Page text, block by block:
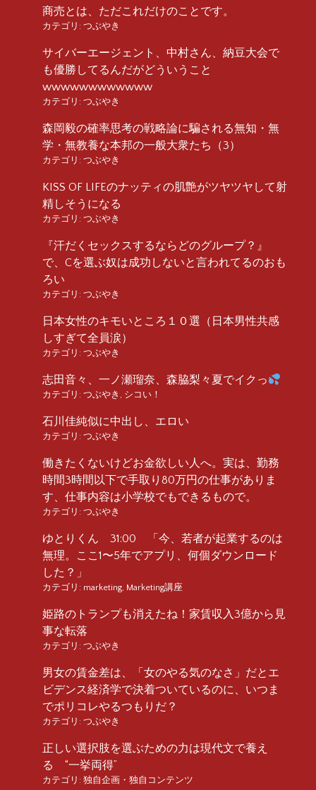
商売とは、ただこれだけのことです。
カテゴリ: つぶやき
サイバーエージェント、中村さん、納豆大会で
も優勝してるんだがどういうこと
wwwwwwwwwwww
カテゴリ: つぶやき
森岡毅の確率思考の戦略論に騙される無知・無
学・無教養な本邦の一般大衆たち（3）
カテゴリ: つぶやき
KISS OF LIFEのナッティの肌艶がツヤツヤして射
精しそうになる
カテゴリ: つぶやき
『汗だくセックスするならどのグループ？』
で、Cを選ぶ奴は成功しないと言われてるのおも
ろい
カテゴリ: つぶやき
日本女性のキモいところ１０選（日本男性共感
しすぎて全員涙）
カテゴリ: つぶやき
志田音々、一ノ瀬瑠奈、森脇梨々夏でイクっ
カテゴリ: つぶやき , シコい！
石川佳純似に中出し、エロい
カテゴリ: つぶやき
働きたくないけどお金欲しい人へ。実は、勤務
時間3時間以下で手取り80万円の仕事がありま
す、仕事内容は小学校でもできるもので。
カテゴリ: つぶやき
ゆとりくん 31:00 「今、若者が起業するのは
無理。ここ1〜5年でアプリ、何個ダウンロード
した？」
カテゴリ: marketing, Marketing講座
姫路のトランプも消えたね！家賃収入3億から見
事な転落
カテゴリ: つぶやき
男女の賃金差は、「女のやる気のなさ」だとエ
ビデンス経済学で決着ついているのに、いつま
でポリコレやるつもりだ？
カテゴリ: つぶやき
正しい選択肢を選ぶための力は現代文で養え
る “一挙両得”
カテゴリ: 独自企画・独自コンテンツ